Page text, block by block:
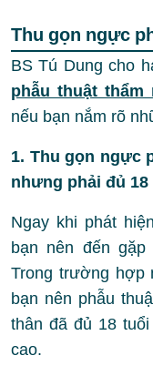
Thu gọn ngực
BS Tú Dung cho
phẫu thuật thẩm
nếu bạn nắm rõ
1. Thu gọn ngực
nhưng phải đủ 18
Ngay khi phát
bạn nên đến
Trong trường hợp
bạn nên phẫu
thân đã đủ 18
cao.